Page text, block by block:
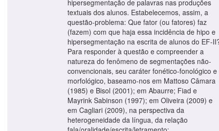
hipersegmentação de palavras nas produções
textuais dos alunos. Estabelecemos, assim, a
questão-problema: Que fator (ou fatores) faz
(fazem) com que haja essa incidência de hipo e
hipersegmentação na escrita de alunos do EF-
Para responder à questão e compreender a
natureza do fenômeno de segmentações não-
convencionais, seu caráter fonético-fonológico e
morfológico, baseamo-nos em Mattoso Câmara
(1985) e Bisol (2001); em Abaurre; Fiad e
Mayrink Sabinson (1997); em Oliveira (2009) e
em Cagliari (2009), na perspectiva da
heterogeneidade da língua, da relação